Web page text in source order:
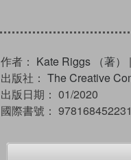
作者： Kate Riggs （著） |
出版社： The Creative
出版日期： 01/2020
國際書號：